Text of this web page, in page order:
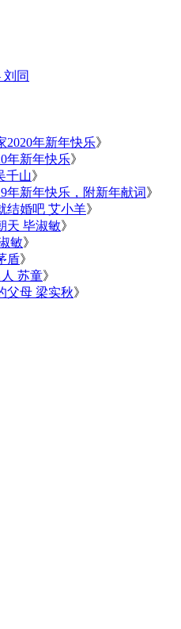
同
2020年新年快乐》
年新年快乐》
千山》
年新年快乐，附新年献词》
结婚吧 艾小羊》
天 毕淑敏》
敏》
盾》
苏童》
父母 梁实秋》